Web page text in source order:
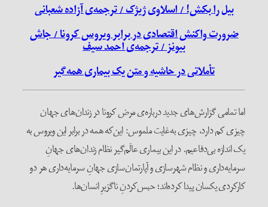
بیل را بکش! / اسلاوی ژیژک / ترجمه‌ی آزاده شعبانی
ضرورت واکنش اقتصادی در برابر ویروس کرونا / جاش
بیونز / ترجمه‌ی احمد سیف
تأملاتی در حاشیه و متن یک بیماری همه‌گیر
اما تمامی گزارش‌های جدید درباره‌ی مرض کرونا در زندان‌های جهان
چیزی کم دارد، چیزی به‌غایت ملموس: این‌که همه در برابر این ویروس به
یک اندازه بی‌دفاعیم. در این بیماری عالَم‌گیر نظام زندان‌های جهانِ
سرمایه‌داری و نظام شهرسازی و آپارتمان‌سازی جهانِ سرمایه‌داری هر دو
کارکردی یکسان پیدا کرده‌اند؛ حبس‌کردنِ ناگزیرِ انسان‌ها.